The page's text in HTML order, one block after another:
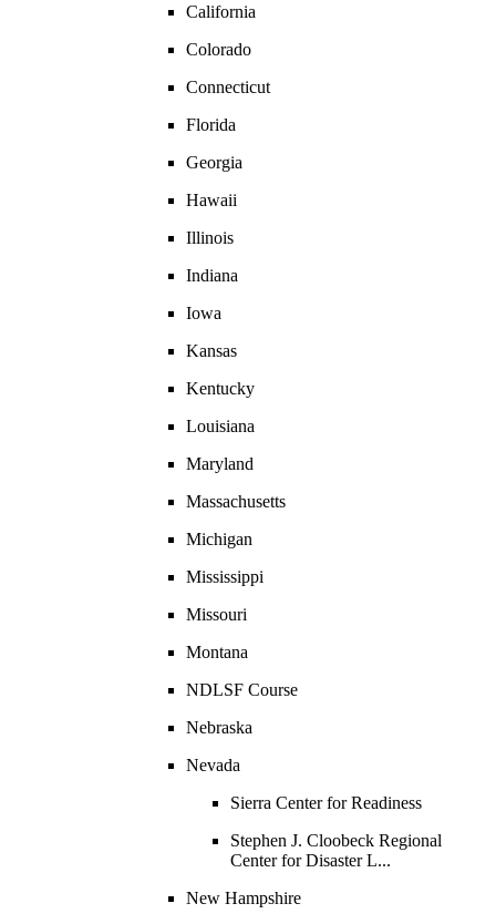
California
Colorado
Connecticut
Florida
Georgia
Hawaii
Illinois
Indiana
Iowa
Kansas
Kentucky
Louisiana
Maryland
Massachusetts
Michigan
Mississippi
Missouri
Montana
NDLSF Course
Nebraska
Nevada
Sierra Center for Readiness
Stephen J. Cloobeck Regional
Center for Disaster L...
New Hampshire